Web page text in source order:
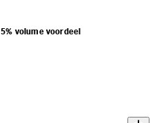
5% volume voordeel